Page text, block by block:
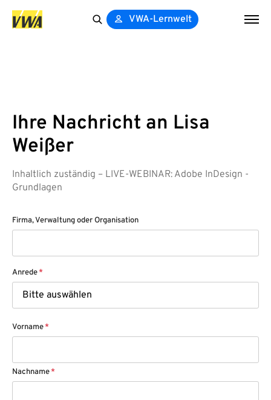
VWA-Lernwelt
Ihre Nachricht an Lisa
Weißer
Inhaltlich zuständig – LIVE-WEBINAR: Adobe InDesign -
Grundlagen
Firma, Verwaltung oder Organisation
Anrede*
Vorname*
Nachname*